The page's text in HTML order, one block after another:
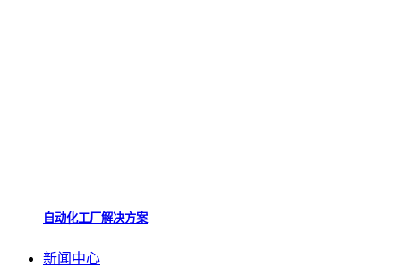
自动化工厂解决方案
新闻中心